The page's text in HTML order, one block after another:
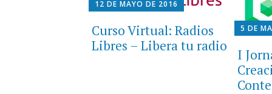
12 DE MAYO DE 2016
Curso Virtual: Radios
Libres – Libera tu radio
5 DE
I